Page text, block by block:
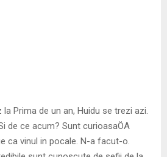
Prima de un an, Huidu se trezi azi.
de ce acum? Sunt curioasaÖA
ca vinul in pocale. N-a facut-o.